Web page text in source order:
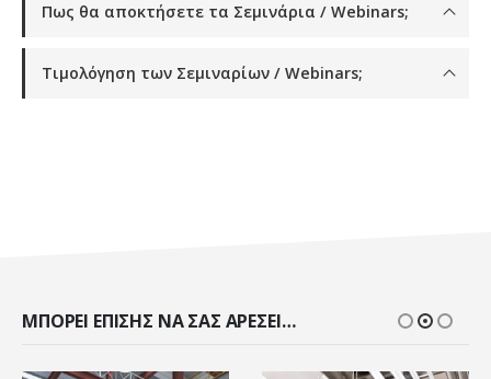
Πως θα αποκτήσετε τα Σεμινάρια / Webinars;
Τιμολόγηση των Σεμιναρίων / Webinars;
ΜΠΟΡΕΊ ΕΠΊΣΗΣ ΝΑ ΣΑΣ ΑΡΈΣΕΙ…